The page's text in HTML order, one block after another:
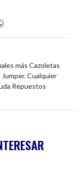
más Cazoletas
Cualquier
Repuestos